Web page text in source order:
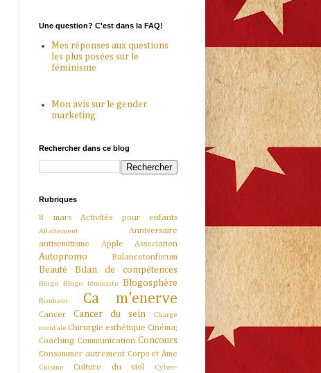
Une question? C'est dans la FAQ!
Mes réponses aux questions
les plus posées sur le
féminisme
Mon avis sur le gender
marketing
Rechercher dans ce blog
Rubriques
8 mars Activités pour enfants
Allaitement
Anniversaire
antisemitisme
Apple Association
Autopromo Balancetonforum
Beauté Bilan de compétences
Bingo Bingo féministe Blogosphère
Bonheur Ca m'enerve
Cancer Cancer du sein
Charge
mentaleChirurgie esthétique Cinéma;
Coaching Communication Concours
Consommer autrement Corps et âme
Cuisine Culture du viol
Cyber-